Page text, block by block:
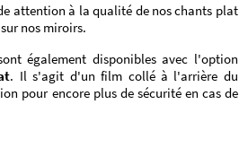
attention à la qualité de nos chants plat
nos miroirs.
également disponibles avec l'option
. Il s'agit d'un film collé à l'arrière du
pour encore plus de sécurité en cas de